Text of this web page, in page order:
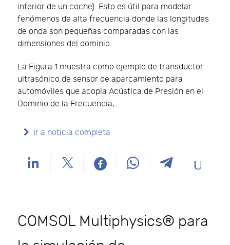
interior de un coche). Esto es útil para modelar
fenómenos de alta frecuencia donde las longitudes
de onda son pequeñas comparadas con las
dimensiones del dominio.
La Figura 1 muestra como ejemplo de transductor
ultrasónico de sensor de aparcamiento para
automóviles que acopla Acústica de Presión en el
Dominio de la Frecuencia,…
Ir a noticia completa
COMSOL Multiphysics® para